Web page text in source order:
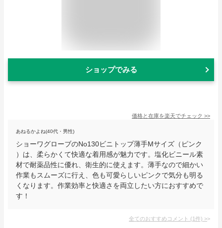
ショップでみる
価格と在庫を楽天でチェック >>
あねるかよね(40代・男性)
ショーワグローブのNo130ビニトップ薄手Mサイズ（ピンク
）は、柔らかくて快適な着用感が魅力です。塩化ビニール素
材で耐薬品性に優れ、衛生的に使えます。薄手なので細かい
作業もスムーズに行え、色も可愛らしいピンクで気分も明る
くなります。作業効率と快適さを両立したい方におすすめで
す！
全てのおすすめコメント (1件) >